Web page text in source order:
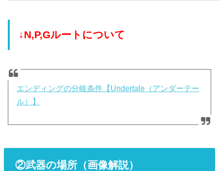
↓N,P,Gルートについて
エンディングの分岐条件【Undertale（アンダーテー
ル）】
②武器の場所（画像解説）